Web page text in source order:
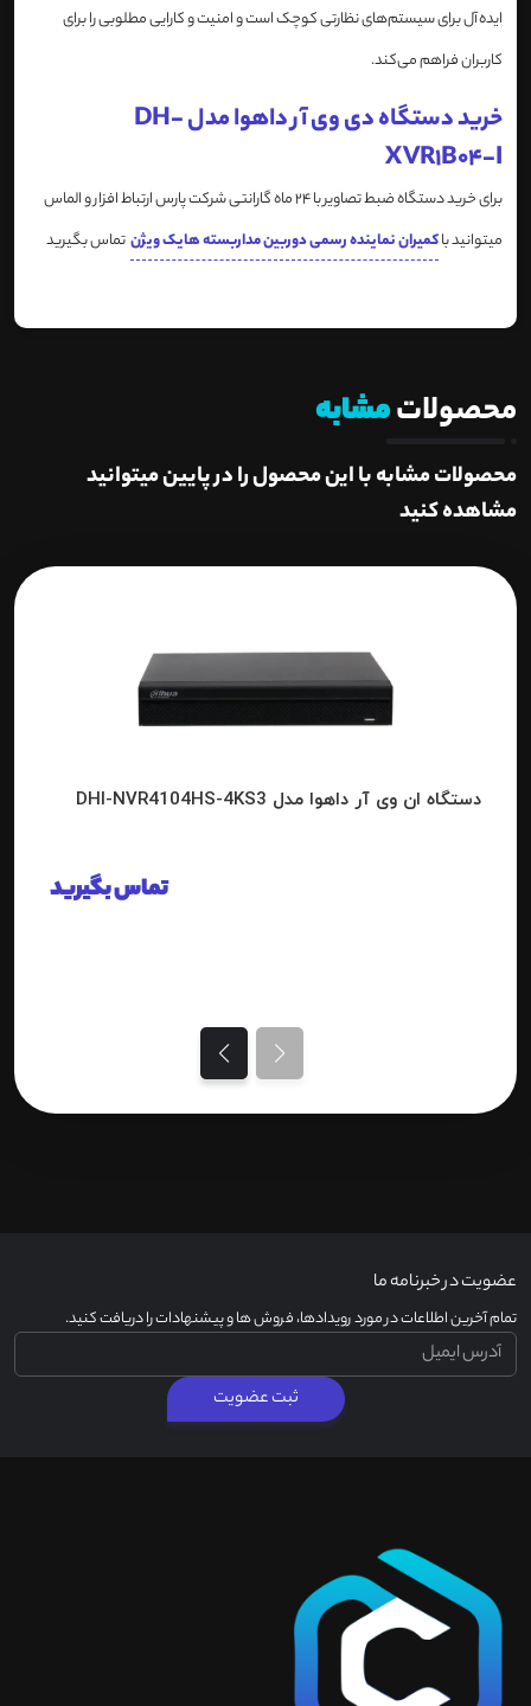
ایده‌آل برای سیستم‌های نظارتی کوچک است و امنیت و کارایی مطلوبی را برای
کاربران فراهم می‌کند.
خرید دستگاه دی وی آر داهوا مدل DH-
XVR1B04-I
برای خرید دستگاه ضبط تصاویر با 24 ماه گارانتی شرکت پارس ارتباط افزار و الماس
میتوانید باکمیران نماینده رسمی دوربین مداربسته هایک ویژنتماس بگیرید
محصولاتمشابه
محصولات مشابه با این محصول را در پایین میتوانید
مشاهده کنید
دستگاه ان وی آر داهوا مدل DHI-NVR4104HS-4KS3
تماس بگیرید
عضویت در خبرنامه ما
تمام آخرین اطلاعات در مورد رویدادها، فروش ها و پیشنهادات را دریافت کنید.
ثبت عضویت